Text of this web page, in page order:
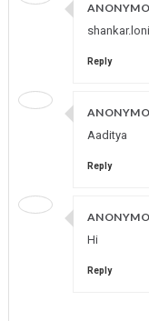
Reply
Aaditya
Reply
Hi
Reply